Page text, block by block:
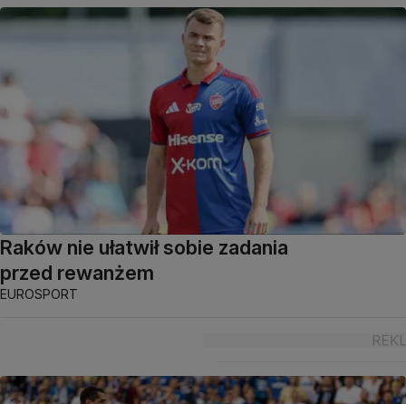
Raków nie ułatwił sobie zadania
przed rewanżem
EUROSPORT